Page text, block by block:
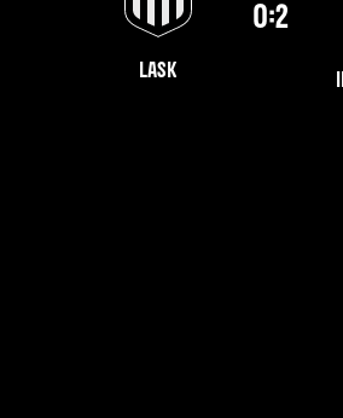
LASK
0:2